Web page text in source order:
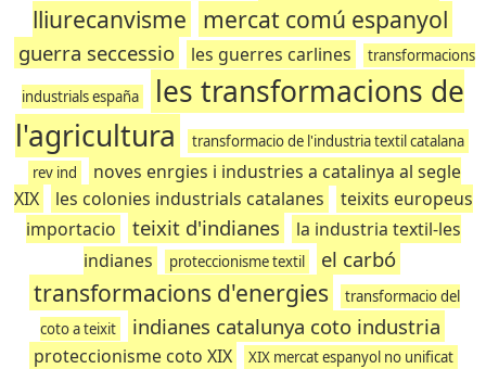
lliurecanvisme mercat comú espanyol
guerra seccessio les guerres carlines transformacions
industrials españa
les transformacions de
l'agricultura
transformacio de l'industria textil catalana
rev ind
noves enrgies i industries a catalinya al segle
XIX
les colonies industrials catalanes
teixits europeus
importacio
teixit d'indianes
la industria textil-les
indianes
proteccionisme textil el carbó
transformacions d'energies
transformacio del
coto a teixit
indianes catalunya coto industria
proteccionisme coto XIX XIX mercat espanyol no unificat